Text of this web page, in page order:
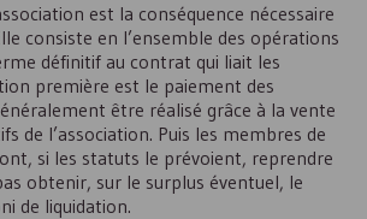
est la conséquence nécessaire
consiste en l’ensemble des opérations
définitif au contrat qui liait les
première est le paiement des
être réalisé grâce à la vente
de l’association. Puis les membres de
si les statuts le prévoient, reprendre
obtenir, sur le surplus éventuel, le
de liquidation.